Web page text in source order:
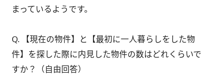
まっているようです。
Q. 【現在の物件】と【最初に一人暮らしをした物
件】を探した際に内見した物件の数はどれくらいで
すか？（自由回答）